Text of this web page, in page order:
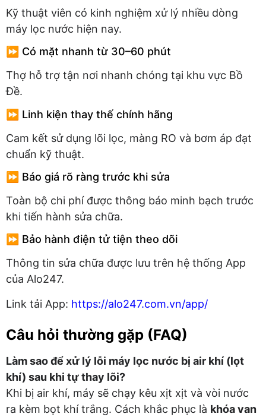
Kỹ thuật viên có kinh nghiệm xử lý nhiều dòng
máy lọc nước hiện nay.
⏩ Có mặt nhanh từ 30–60 phút
Thợ hỗ trợ tận nơi nhanh chóng tại khu vực Bồ
Đề.
⏩ Linh kiện thay thế chính hãng
Cam kết sử dụng lõi lọc, màng RO và bơm áp đạt
chuẩn kỹ thuật.
⏩ Báo giá rõ ràng trước khi sửa
Toàn bộ chi phí được thông báo minh bạch trước
khi tiến hành sửa chữa.
⏩ Bảo hành điện tử tiện theo dõi
Thông tin sửa chữa được lưu trên hệ thống App
của Alo247.
Link tải App: https://alo247.com.vn/app/
Câu hỏi thường gặp (FAQ)
Làm sao để xử lý lỗi máy lọc nước bị air khí (lọt
khí) sau khi tự thay lõi?
Khi bị air khí, máy sẽ chạy kêu xịt xịt và vòi nước
ra kèm bọt khí trắng. Cách khắc phục là khóa van